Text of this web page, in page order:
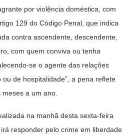
por violência doméstica, com
129 do Código Penal, que indica
contra ascendente, descendente,
com quem conviva ou tenha
se o agente das relações
de hospitalidade”, a pena reflete
a um ano.
na manhã desta sexta-feira
responder pelo crime em liberdade